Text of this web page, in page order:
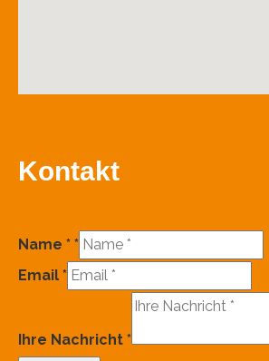
Kontakt
Name * *
Email *
Ihre Nachricht *